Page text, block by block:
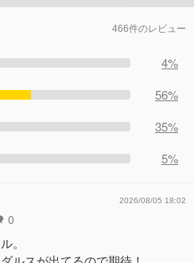
466件のレビュー
4%
56%
35%
5%
0
2026/08/05 18:02
。